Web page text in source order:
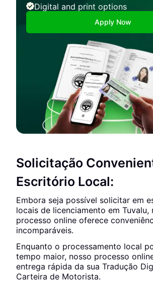
Digital and print options
Apply Now
Solicitação
Escritório Local:
Embora seja possível solicitar em
locais de licenciamento em Tuvalu,
processo online oferece
incomparáveis.
Enquanto o processamento local
tempo maior, nosso processo
entrega rápida da sua Tradução
Carteira de Motorista.